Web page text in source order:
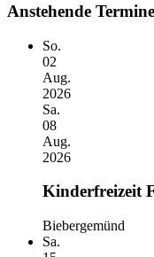
Anstehende
So.
02
Aug.
2026
Sa.
08
Aug.
2026
Kinderfreizeit
Biebergemünd
Sa.